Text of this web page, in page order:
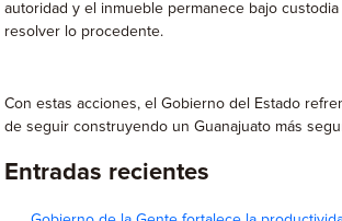
autoridad y el inmueble permanece bajo
resolver lo procedente.
Con estas acciones, el Gobierno del Estado
de seguir construyendo un Guanajuato más
Entradas recientes